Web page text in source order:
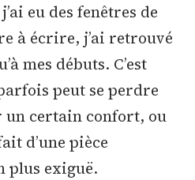
eu des fenêtres de
à écrire, j’ai retrouvé
mes débuts. C’est
peut se perdre
un certain confort, ou
d’une pièce
plus exiguë.